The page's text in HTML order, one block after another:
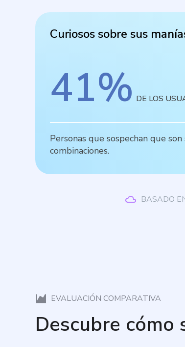
Curiosos sobre sus
41% DE LOS
Personas que sospechan que
combinaciones.
BASADO
EVALUACIÓN COMPARATIVA
Descubre cómo